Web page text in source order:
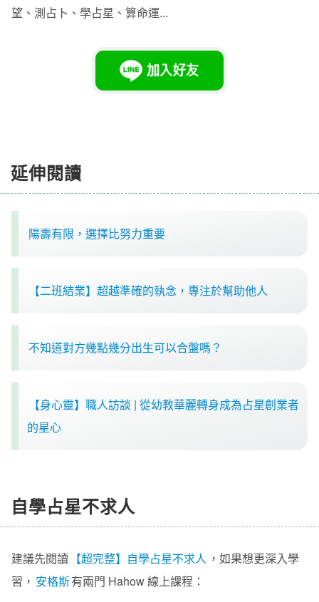
望、測占卜、學占星、算命運...
延伸閱讀
陽壽有限，選擇比努力重要
【二班結業】超越準確的執念，專注於幫助他人
不知道對方幾點幾分出生可以合盤嗎？
【身心靈】職人訪談 | 從幼教華麗轉身成為占星創業者
的星心
自學占星不求人
建議先閱讀 【超完整】自學占星不求人 ，如果想更深入學
習， 安格斯有兩門 Hahow 線上課程：